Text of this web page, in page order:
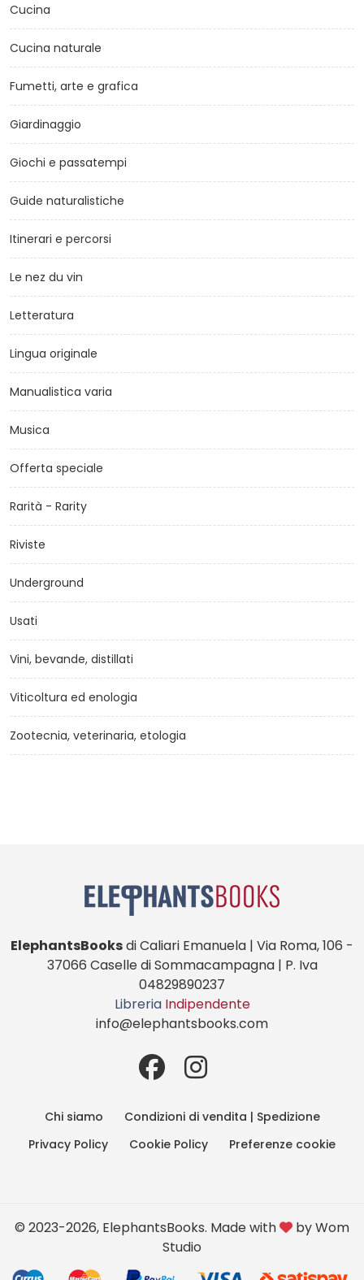
Cucina
Cucina naturale
Fumetti, arte e grafica
Giardinaggio
Giochi e passatempi
Guide naturalistiche
Itinerari e percorsi
Le nez du vin
Letteratura
Lingua originale
Manualistica varia
Musica
Offerta speciale
Rarità - Rarity
Riviste
Underground
Usati
Vini, bevande, distillati
Viticoltura ed enologia
Zootecnia, veterinaria, etologia
ElephantsBooksdi Caliari Emanuela | Via Roma, 106 -
37066 Caselle di Sommacampagna | P. Iva
04829890237
Libreria Indipendente
info@elephantsbooks.com
Chi siamo
Condizioni di vendita | Spedizione
Privacy Policy
Cookie Policy Preferenze cookie
© 2023-2026, ElephantsBooks. Made with byWom
Studio